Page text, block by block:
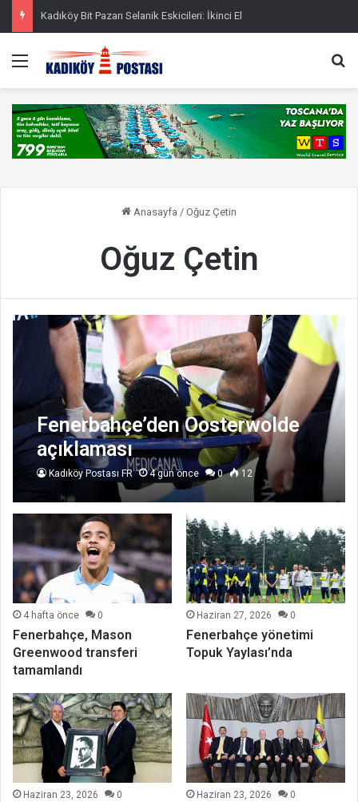
Kadıköy Bit Pazarı Selanik Eskicileri: İkinci El
Menü
Anasayfa / Oğuz Çetin
Oğuz Çetin
Fenerbahçe’den Oosterwolde
açıklaması
Kadıköy Postası FR 4 gün önce 0 12
4 hafta önce 0
Fenerbahçe, Mason
Greenwood transferi
tamamlandı
Haziran 27, 2026 0
Fenerbahçe yönetimi
Topuk Yaylası’nda
Haziran 23, 2026 0 Haziran 23, 2026 0